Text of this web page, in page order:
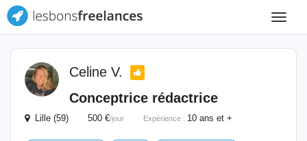
Toggle
Celine V.
Conceptrice rédactrice
Lille (59) 500 €/jour Expérience : 10 ans et +